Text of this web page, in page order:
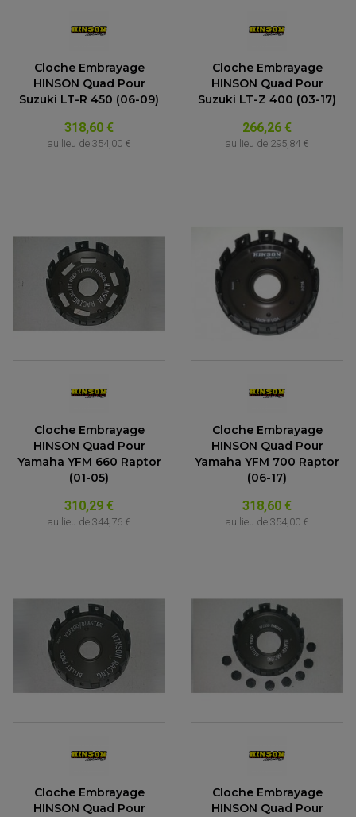
Cloche Embrayage
HINSON Quad Pour
Suzuki LT-R 450 (06-09)
318,60 €
au lieu de 354,00 €
Cloche Embrayage
HINSON Quad Pour
Suzuki LT-Z 400 (03-17)
266,26 €
au lieu de 295,84 €
Cloche Embrayage
HINSON Quad Pour
Yamaha YFM 660 Raptor
(01-05)
310,29 €
au lieu de 344,76 €
Cloche Embrayage
HINSON Quad Pour
Yamaha YFM 700 Raptor
(06-17)
318,60 €
au lieu de 354,00 €
Cloche Embrayage
HINSON Quad Pour
Cloche Embrayage
HINSON Quad Pour